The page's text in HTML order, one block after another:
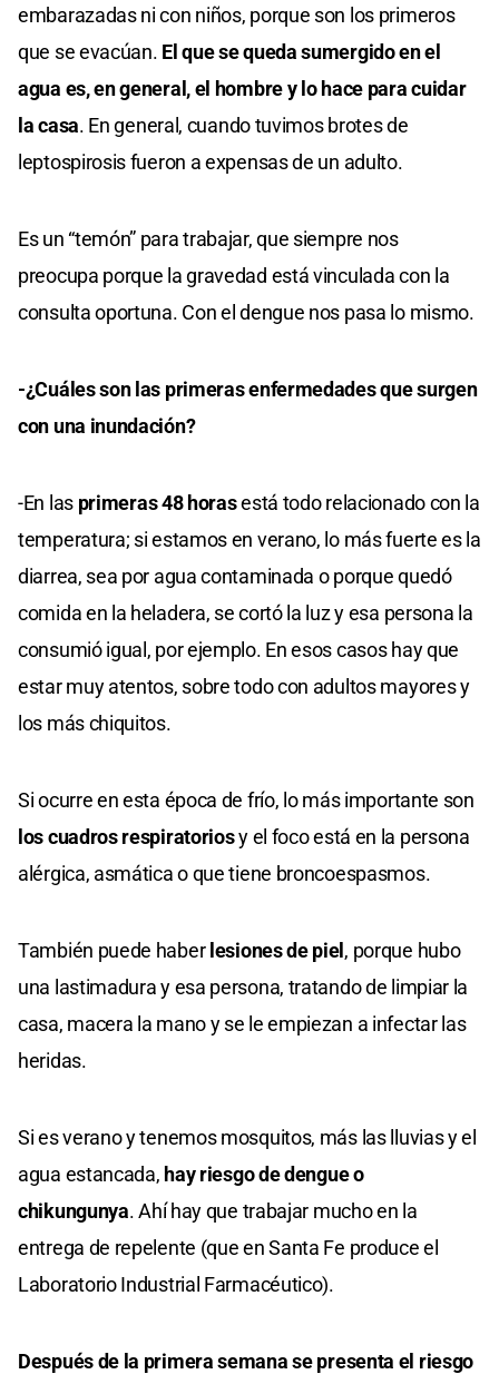
embarazadas ni con niños, porque son los primeros
que se evacúan. El que se queda sumergido en el
agua es, en general, el hombre y lo hace para cuidar
la casa. En general, cuando tuvimos brotes de
leptospirosis fueron a expensas de un adulto.
Es un “temón” para trabajar, que siempre nos
preocupa porque la gravedad está vinculada con la
consulta oportuna. Con el dengue nos pasa lo mismo.
-¿Cuáles son las primeras enfermedades que surgen
con una inundación?
-En las primeras 48 horasestá todo relacionado con la
temperatura; si estamos en verano, lo más fuerte es la
diarrea, sea por agua contaminada o porque quedó
comida en la heladera, se cortó la luz y esa persona la
consumió igual, por ejemplo. En esos casos hay que
estar muy atentos, sobre todo con adultos mayores y
los más chiquitos.
Si ocurre en esta época de frío, lo más importante son
los cuadros respiratoriosy el foco está en la persona
alérgica, asmática o que tiene broncoespasmos.
También puede haber lesiones de piel , porque hubo
una lastimadura y esa persona, tratando de limpiar la
casa, macera la mano y se le empiezan a infectar las
heridas.
Si es verano y tenemos mosquitos, más las lluvias y el
agua estancada, hay riesgo de dengue o
chikungunya. Ahí hay que trabajar mucho en la
entrega de repelente (que en Santa Fe produce el
Laboratorio Industrial Farmacéutico).
Después de la primera semana se presenta el riesgo